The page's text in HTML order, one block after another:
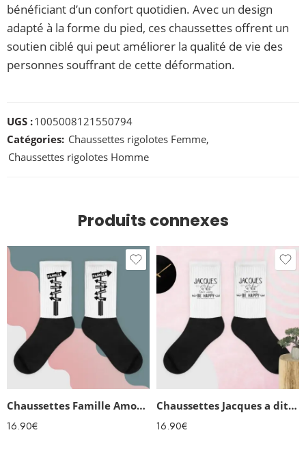
bénéficiant d’un confort quotidien. Avec un design
adapté à la forme du pied, ces chaussettes offrent un
soutien ciblé qui peut améliorer la qualité de vie des
personnes souffrant de cette déformation.
UGS :1005008121550794
Catégories: Chaussettes rigolotes Femme,
Chaussettes rigolotes Homme
Produits connexes
Chaussettes Famille Amour Bonheur
16.90€
Chaussettes Jacques a dit…
16.90€